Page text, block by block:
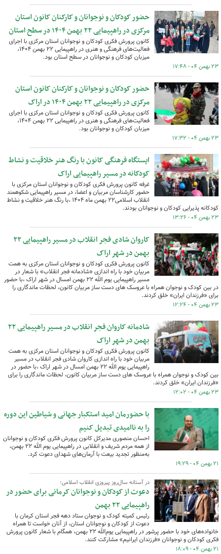
حضور کودکان و نوجوانان و کارکنان کانون استان
مرکزی در راهپیمایی ۲۲ بهمن ۱۴۰۴ در سطح استان
کانون پرورش فکری کودکان و نوجوانان استان مرکزی با اجرای
فعالیت‌های فرهنگی و هنری در راهپیمایی ۲۲ بهمن ۱۴۰۴،
میزبان کودکان و نوجوانان در سطح استان بود.
۲۳ بهمن ۰۴ - ۱۷:۴۸
حضور کودکان و نوجوانان و کارکنان کانون استان
مرکزی در راهپیمایی ۲۲ بهمن ۱۴۰۴ در اراک
کانون پرورش فکری کودکان و نوجوانان استان مرکزی با اجرای
فعالیت‌های فرهنگی و هنری در راهپیمایی ۲۲ بهمن ۱۴۰۴،
میزبان کودکان و نوجوانان بود.
۲۳ بهمن ۰۴ - ۱۷:۳۲
ایستگاه فرهنگی کانون با رنگ هنر خلاقیت و نشاط
کودکانه در مسیر راهپیمایی اراک
غرفه کانون پرورش فکری کودکان و نوجوانان استان مرکزی با
حضور کارشناسان مربیان و اعضا، در مسیر راهپیمایی شکوهمند
انقلاب اسلامی۲۲ بهمن ماه ۱۴۰۴ ،با رنگ هنر خلاقیت و نشاط
کودکانه پذیرایی کودکان و نوجوانان بودند.
۲۳ بهمن ۰۴ - ۱۳:۲۶
کاروان شادی فجر انقلاب در مسیر راهپیمایی ۲۲
بهمن در شهر اراک
کانون پرورش فکری کودکان و نوجوانان استان مرکزی به همت
مربیان خود با راه اندازی «شادمانه فجر انقلاب» با شعار در
مسیر راهپیمایی یوم الله ۲۲ بهمن امسال در شهر اراک ،با حضور
در بین کودک و نوجوان همراه با عروسک های دست ساز مربیان کانون، لحظات ماندگاری را
برای «فرزندان ایران» خلق کردند.
۲۳ بهمن ۰۴ - ۱۲:۲۴
شادمانه کاروان فجر انقلاب در مسیر راهپیمایی ۲۲
بهمن در شهر اراک
کانون پرورش فکری کودکان و نوجوانان استان مرکزی به همت
مربیان خود با راه اندازی کاروان شادی فجر انقلاب در مسیر
راهپیمایی یوم الله ۲۲ بهمن امسال در شهر اراک ،با حضور در
بین کودک و نوجوان همراه با عروسک های دست ساز مربیان کانون، لحظات ماندگاری را برای
«فرزندان ایران» خلق کردند.
۲۳ بهمن ۰۴ - ۱۲:۰۲
با حضورمان امید استکبار جهانی و شیاطین این دوره
را به ناامیدی تبدیل کنیم
احسان منصوری مدیرکل کانون پرورش فکری کودکان و نوجوانان
از همه مردم شریف و انقلابی در راهپیمایی یوم الله ۲۲ بهمن،
به‌منظور تجدید بیعت با آرمان‌های شهدای دعوت کرد.
۲۱ بهمن ۰۴ - ۱۹:۲۹
در آستانه سال‌روز پیروزی انقلاب اسلامی؛
دعوت از کودکان و نوجوانان کرمانی برای حضور در
راهپیمایی ۲۲ بهمن
رئیس کمیته کودک و نوجوان ستاد دهه فجر استان کرمان با
دعوت از کودکان و نوجوانان استان، از آنان خواست تا همراه
خانواده‌های خود با حضور پرشور در راهپیمایی یوم‌الله ۲۲ بهمن، همگام با شعار کانون پرورش
فکری کودکان و نوجوانان «فرزندان ایرانیم» مشارکت کنند.
۲۱ بهمن ۰۴ - ۱۸:۰۹